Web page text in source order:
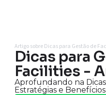
Artigo sobre Dicas para Gestão de
Dicas para
Facilities -
Aprofundando na
Estratégias e